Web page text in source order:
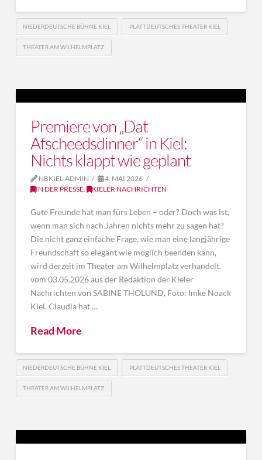
NIEDERDEUTSCHE BÜHNE KIEL PLATTDEUTSCHES THEATER KIEL
THEATER AM WILHELMPLATZ
Premiere von „Dat
Afscheedsdinner“ in Kiel:
Nichts klappt wie geplant
NBKIEL-ADMIN
4. MAI 2026
IN DER PRESSE, KIELER NACHRICHTEN
Gute Freunde hat man fürs Leben – oder? Doch was ist,
wenn man sich nach Jahren nichts mehr zu sagen hat?
Die nicht ganz einfache Frage, wie man eine langjährige
Freundschaft so elegant wie möglich beenden kann,
wird derzeit im Theater am Wilhelmplatz verhandelt.
vom 03.05.2026 aus der Redaktion der Kieler
Nachrichten von SABINE THOLUND, Foto: Imke Noack
Kiel. Claudia hat …
Read More
NIEDERDEUTSCHE BÜHNE KIEL PLATTDEUTSCHES THEATER KIEL
THEATER AM WILHELMPLATZ